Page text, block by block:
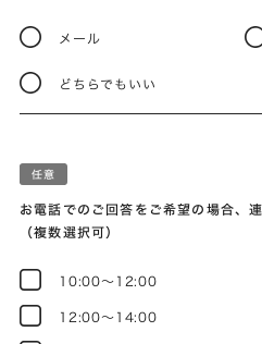
メール
どちらでもいい
お電話でのご回答をご希望の場合、
（複数選択可）
10:00～12:00
12:00～14:00